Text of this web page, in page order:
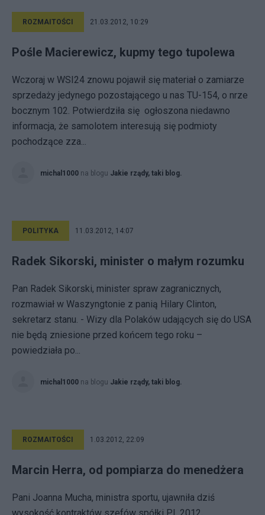
ROZMAITOŚCI 21.03.2012, 10:29
Pośle Macierewicz, kupmy tego tupolewa
Wczoraj w WSI24 znowu pojawił się materiał o zamiarze
sprzedaży jedynego pozostającego u nas TU-154, o nrze
bocznym 102. Potwierdziła się ogłoszona niedawno
informacja, że samolotem interesują się podmioty
pochodzące zza...
michal1000 na blogu Jakie rządy, taki blog.
POLITYKA 11.03.2012, 14:07
Radek Sikorski, minister o małym rozumku
Pan Radek Sikorski, minister spraw zagranicznych,
rozmawiał w Waszyngtonie z panią Hilary Clinton,
sekretarz stanu. - Wizy dla Polaków udających się do USA
nie będą zniesione przed końcem tego roku –
powiedziała po...
michal1000 na blogu Jakie rządy, taki blog.
ROZMAITOŚCI 1.03.2012, 22:09
Marcin Herra, od pompiarza do menedżera
Pani Joanna Mucha, ministra sportu, ujawniła dziś